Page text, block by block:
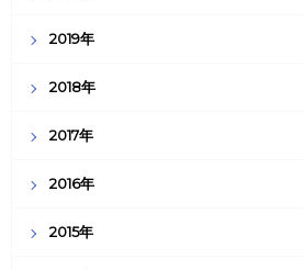
2019年
2018年
2017年
2016年
2015年